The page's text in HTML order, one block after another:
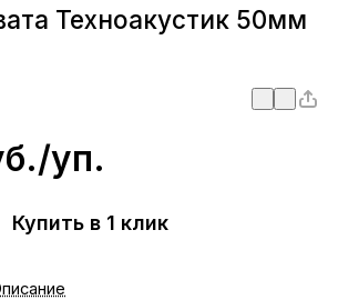
Техноакустик 50мм
уп.
Купить в 1 клик